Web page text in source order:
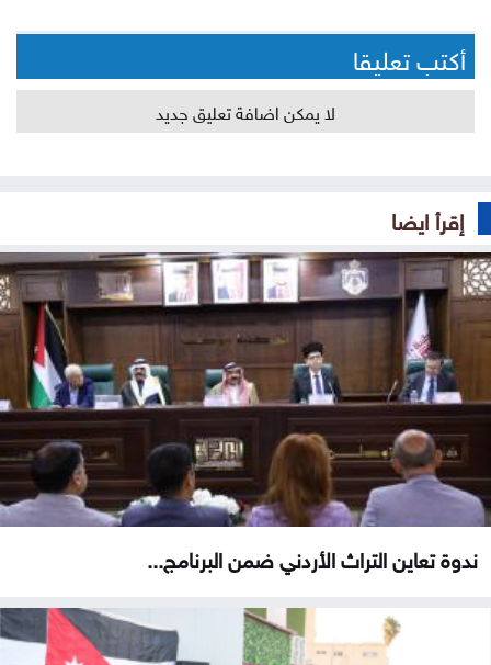
أكتب تعليقا
لا يمكن اضافة تعليق جديد
إقرأ ايضا
ندوة تعاين التراث الأردني ضمن البرنامج...